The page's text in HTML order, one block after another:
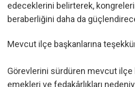
edeceklerini belirterek,
beraberliğini daha da
Mevcut ilçe başkanlarına
Görevlerini sürdüren mevcut ilçe
emekleri ve fedakârlıkları